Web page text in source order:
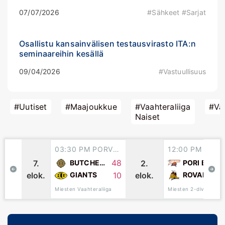
07/07/2026 #Sähkeet #Sarjat
Osallistu kansainvälisen testausvirasto ITA:n
seminaareihin kesällä
09/04/2026 #Vastuullisuus
#Uutiset #Maajoukkue
#Vaahteraliiga
Naiset
7.
elok.
03:30 PM PORVOO
BUTCHERS
48
GIANTS 10
Miesten Vaahteraliiga
2.
elok.
12:00 PM
ROVANIEMI NORDMEN
Miesten 2-divisioona